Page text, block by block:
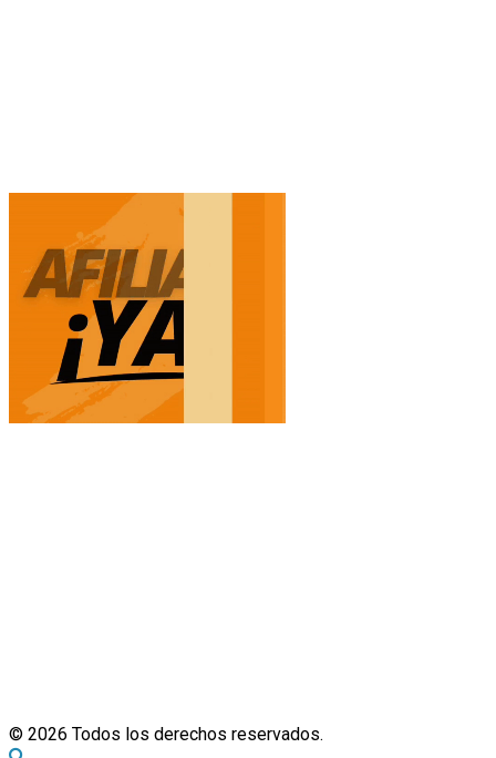
© 2026 Todos los derechos reservados.